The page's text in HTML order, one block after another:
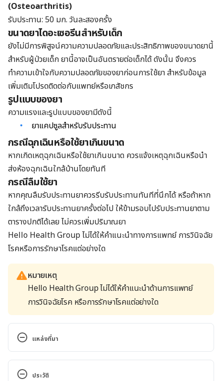
(Osteoarthritis)
รับประทาน: 50 มก. วันละสองครั้ง
ขนาดยาไดอะเซอรีนสำหรับเด็ก
ยังไม่มีการพิสูจน์ความความปลอดภัยและประสิทธิภาพของขนาดยานี้
สำหรับผู้ป่วยเด็ก ยานี้อาจเป็นอันตรายต่อเด็กได้ ดังนั้น จึงควร
ทำความเข้าใจกับความปลอดภัยของยาก่อนการใช้ยา สำหรับข้อมูล
เพิ่มเติมโปรดติดต่อกับแพทย์หรือเภสัชกร
รูปแบบของยา
ความแรงและรูปแบบของยามีดังนี้
ยาแคปซูลสำหรับรับประทาน
กรณีฉุกเฉินหรือใช้ยาเกินขนาด
หากเกิดเหตุฉุกเฉินหรือใช้ยาเกินขนาด ควรแจ้งเหตุฉุกเฉินหรือนำ
ส่งห้องฉุกเฉินใกล้บ้านโดยทันที
กรณีลืมใช้ยา
หากคุณลืมรับประทานยาควรรีบรับประทานทันทีที่นึกได้ หรือถ้าหาก
ใกล้ถึงเวลารับประทานยาครั้งต่อไป ให้ข้ามรอบไปรับประทานยาตาม
ตารางปกติได้เลย ไม่ควรเพิ่มปริมาณยา
Hello Health Group ไม่ได้ให้คำแนะนำทางการแพทย์ การวินิจฉัย
โรคหรือการรักษาโรคแต่อย่างใด
หมายเหตุ
Hello Health Group ไม่ได้ให้คำแนะนำด้านการแพทย์
การวินิจฉัยโรค หรือการรักษาโรคแต่อย่างใด
แหล่งที่มา
Diacerein. https://www.practo.com/medicine-
info/diacerein-83-api. Accessed April 5, 2018.
ประวัติ